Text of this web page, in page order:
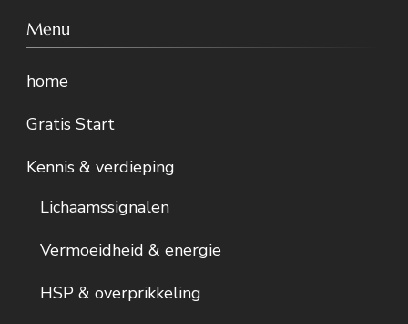
Menu
home
Gratis Start
Kennis & verdieping
Lichaamssignalen
Vermoeidheid & energie
HSP & overprikkeling